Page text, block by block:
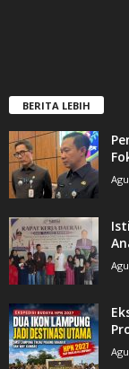
BERITA LEBIH